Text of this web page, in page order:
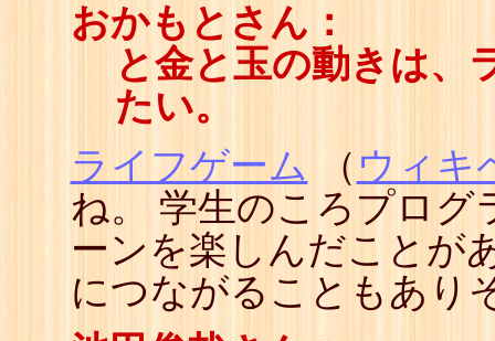
おかもとさん：
と金と玉の動きは、
たい。
ライフゲーム （ ウィキ
ね。 学生のころプログ
ーンを楽しんだことが
につながることもあり